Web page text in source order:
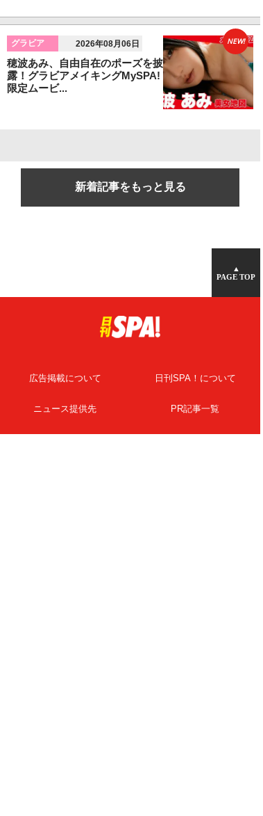
グラビア 2026年08月06日
穂波あみ、自由自在のポーズを披
露！グラビアメイキングMySPA!
限定ムービ...
NEW!
新着記事をもっと見る
▲
PAGE TOP
広告掲載について 日刊SPA！について
ニュース提供先 PR記事一覧